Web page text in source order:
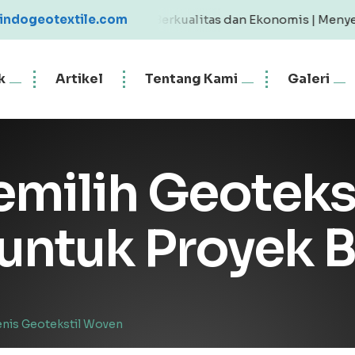
Berkualitas dan Ekonomis | Menyediakan
Artikel Tentang Kami Galeri
Proyek
Geotekstil Woven